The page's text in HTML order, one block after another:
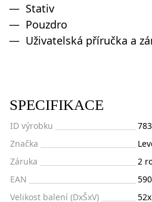
Stativ
Pouzdro
Uživatelská příručka a
SPECIFIKACE
ID výrobku
Značka
Záruka
2
EAN
Velikost balení (DxŠxV)